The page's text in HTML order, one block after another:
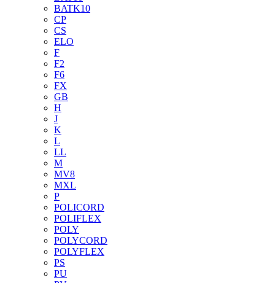
BATK10
CP
CS
ELO
F
F2
F6
FX
GB
H
J
K
L
LL
M
MV8
MXL
P
POLICORD
POLIFLEX
POLY
POLYCORD
POLYFLEX
PS
PU